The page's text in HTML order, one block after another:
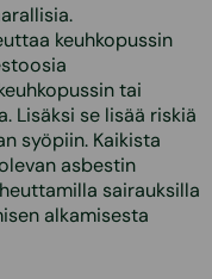
keuhkopussin
tai
Lisäksi se lisää riskiä
syöpiin. Kaikista
asbestin
sairauksilla
alkamisesta